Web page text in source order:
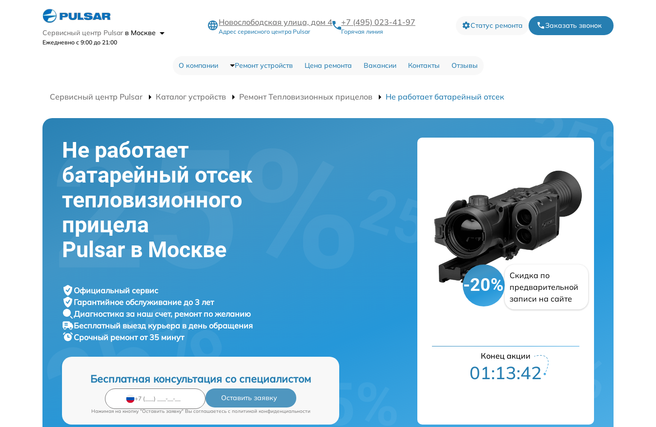
Сервисный центр Pulsar в Москве
Ежедневно с 9:00 до 21:00
Новослободская улица, дом 4
Адрес сервисного центра Pulsar
+7 (495) 023-41-97
Горячая линия
Статус ремонта Заказать звонок
О компании Ремонт устройств Цена ремонта Вакансии Контакты Отзывы
Сервисный центр Pulsar Каталог устройств Ремонт Тепловизионных прицелов Не работает батарейный отсек
Не работает
батарейный отсек
тепловизионного
прицела
Pulsar в Москве
Официальный сервис
Гарантийное обслуживание до 3 лет
Диагностика за наш счет, ремонт по желанию
Бесплатный выезд курьера в день обращения
Срочный ремонтот 35 минут
Бесплатная консультация со специалистом
Оставить заявку
Нажимая на кнопку "Оставить заявку" Вы соглашаетесь c политикой конфиденциальности
-20%
Скидка по
предварительной
записи на сайте
Конец акции
01:13:41